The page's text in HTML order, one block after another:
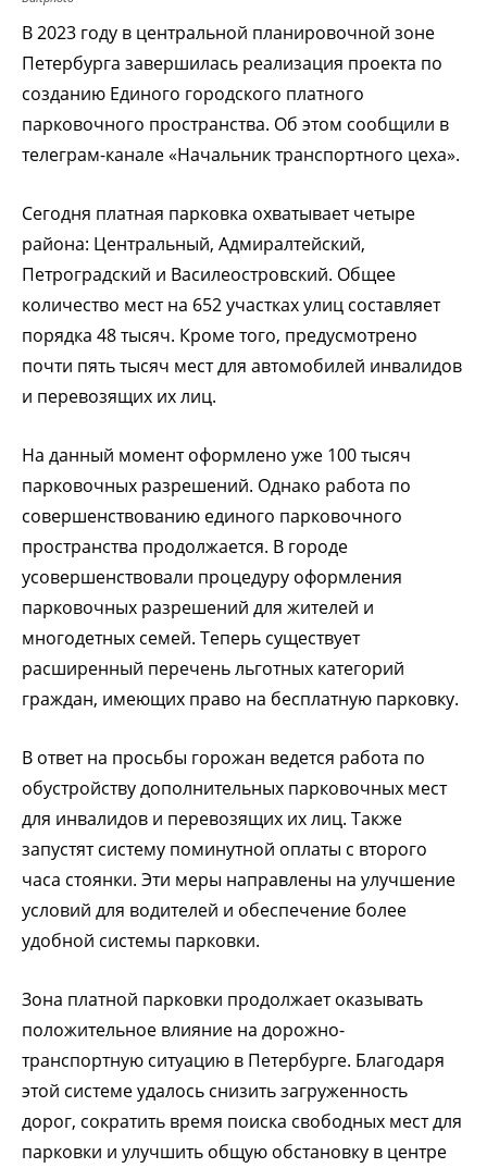
В 2023 году в центральной планировочной зоне
Петербурга завершилась реализация проекта по
созданию Единого городского платного
парковочного пространства. Об этом сообщили в
телеграм-канале «Начальник транспортного цеха».
Сегодня платная парковка охватывает четыре
района: Центральный, Адмиралтейский,
Петроградский и Василеостровский. Общее
количество мест на 652 участках улиц составляет
порядка 48 тысяч. Кроме того, предусмотрено
почти пять тысяч мест для автомобилей инвалидов
и перевозящих их лиц.
На данный момент оформлено уже 100 тысяч
парковочных разрешений. Однако работа по
совершенствованию единого парковочного
пространства продолжается. В городе
усовершенствовали процедуру оформления
парковочных разрешений для жителей и
многодетных семей. Теперь существует
расширенный перечень льготных категорий
граждан, имеющих право на бесплатную парковку.
В ответ на просьбы горожан ведется работа по
обустройству дополнительных парковочных мест
для инвалидов и перевозящих их лиц. Также
запустят систему поминутной оплаты с второго
часа стоянки. Эти меры направлены на улучшение
условий для водителей и обеспечение более
удобной системы парковки.
Зона платной парковки продолжает оказывать
положительное влияние на дорожно-
транспортную ситуацию в Петербурге. Благодаря
этой системе удалось снизить загруженность
дорог, сократить время поиска свободных мест для
парковки и улучшить общую обстановку в центре